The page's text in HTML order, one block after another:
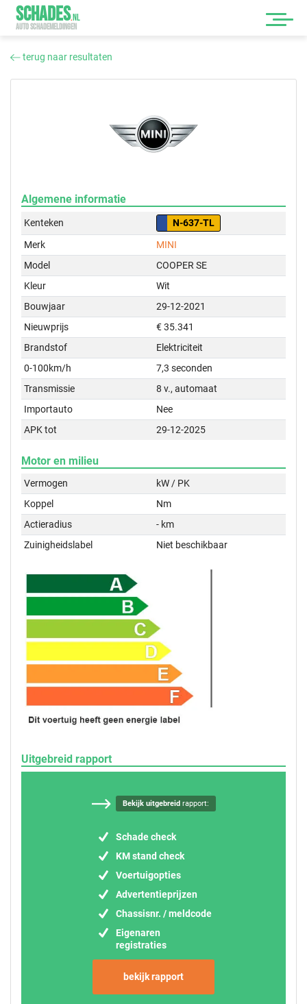
SCHADES.NL
AUTO SCHADEMELDINGEN
terug naar resultaten
Algemene informatie
Kenteken
N-637-TL
Merk
MINI
Model
COOPER SE
Kleur
Wit
Bouwjaar
29-12-2021
Nieuwprijs
€ 35.341
Brandstof
Elektriciteit
0-100km/h
7,3 seconden
Transmissie
8 v., automaat
Importauto
Nee
APK tot
29-12-2025
Motor en milieu
Vermogen
kW / PK
Koppel
Nm
Actieradius
- km
Zuinigheidslabel
Niet beschikbaar
Uitgebreid rapport
Bekijk uitgebreidrapport:
Schade check
KM stand check
Voertuigopties
Advertentieprijzen
Chassisnr. / meldcode
Eigenaren
registraties
bekijk rapport